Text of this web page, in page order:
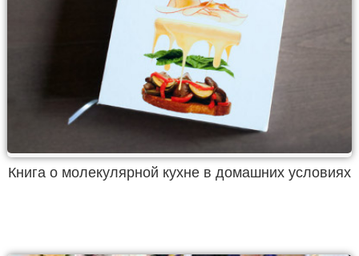
Книга о молекулярной кухне в домашних условиях